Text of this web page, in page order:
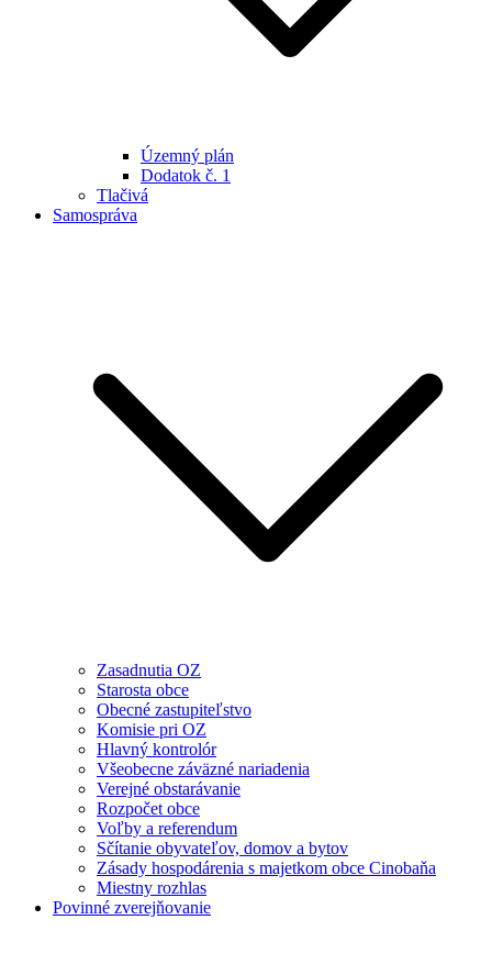
Územný plán
Dodatok č. 1
Tlačivá
Samospráva
Zasadnutia OZ
Starosta obce
Obecné zastupiteľstvo
Komisie pri OZ
Hlavný kontrolór
Všeobecne záväzné nariadenia
Verejné obstarávanie
Rozpočet obce
Voľby a referendum
Sčítanie obyvateľov, domov a bytov
Zásady hospodárenia s majetkom obce Cinobaňa
Miestny rozhlas
Povinné zverejňovanie